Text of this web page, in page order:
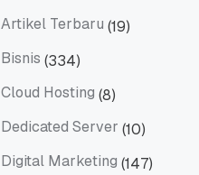
Artikel Terbaru (19)
Bisnis (334)
Cloud Hosting (8)
Dedicated Server (10)
Digital Marketing (147)